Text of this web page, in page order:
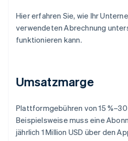
Hier erfahren Sie, wie Ihr
verwendeten Abrechnung
funktionieren kann.
Umsatzmarge
Plattformgebühren von 15
Beispielsweise muss eine
jährlich 1 Million USD über den